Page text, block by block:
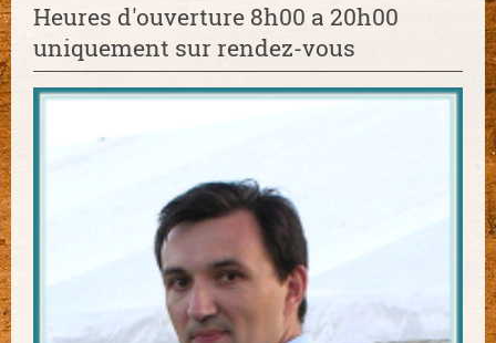
Heures d'ouverture 8h00 a 20h00
uniquement sur rendez-vous